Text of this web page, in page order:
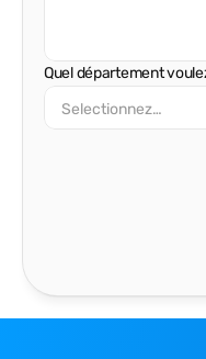
Quel département